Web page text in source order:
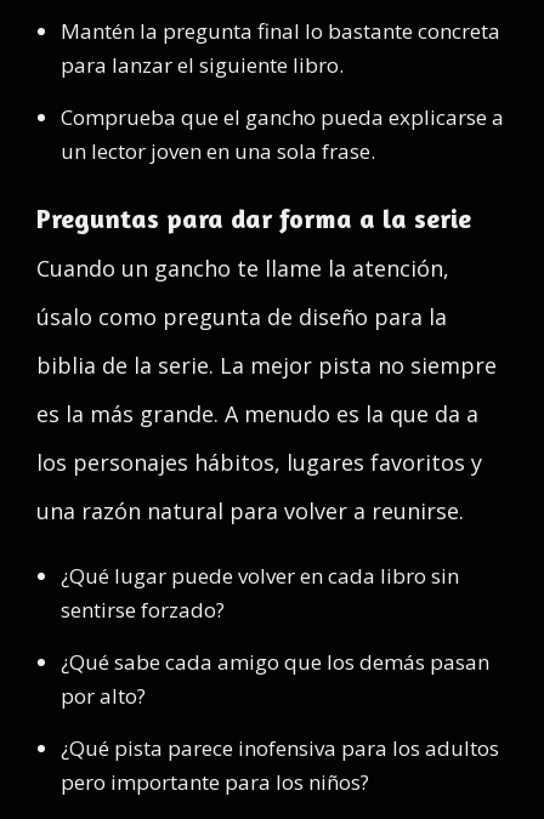
Mantén la pregunta final lo bastante concreta
para lanzar el siguiente libro.
Comprueba que el gancho pueda explicarse a
un lector joven en una sola frase.
Preguntas para dar forma a la serie
Cuando un gancho te llame la atención,
úsalo como pregunta de diseño para la
biblia de la serie. La mejor pista no siempre
es la más grande. A menudo es la que da a
los personajes hábitos, lugares favoritos y
una razón natural para volver a reunirse.
¿Qué lugar puede volver en cada libro sin
sentirse forzado?
¿Qué sabe cada amigo que los demás pasan
por alto?
¿Qué pista parece inofensiva para los adultos
pero importante para los niños?